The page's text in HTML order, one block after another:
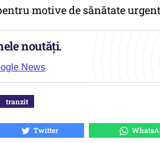
motive de sănătate
noutăți.
News
tranzit
Twitter